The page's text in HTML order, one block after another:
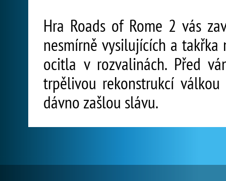
Hra Roads of Rome 2 vás
nesmírně vysilujících a takřka
ocitla v rozvalinách. Před
trpělivou rekonstrukcí
dávno zašlou slávu.